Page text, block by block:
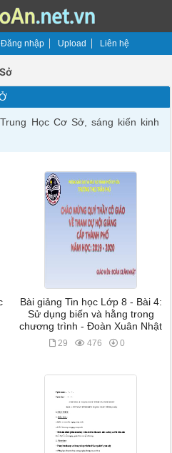
Đăng nhập Upload Liên hệ
Học Cơ Sở, sáng kiến kinh
Bài giảng Tin học Lớp 8 - Bài 4:
Sử dụng biến và hằng trong
chương trình - Đoàn Xuân Nhật
29 476 0